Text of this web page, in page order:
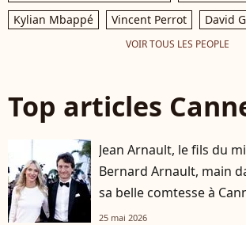
Kylian Mbappé
Vincent Perrot David
VOIR TOUS LES PEOPLE
Top articles
Jean Arnault, le fils du
Bernard Arnault, main
sa belle comtesse à
25 mai 2026